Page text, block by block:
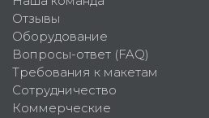
Отзывы
Оборудование
Вопросы-ответ (FAQ)
Требования к макетам
Сотрудничество
Коммерческие